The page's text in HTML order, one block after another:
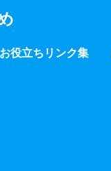
お役立ちリンク集